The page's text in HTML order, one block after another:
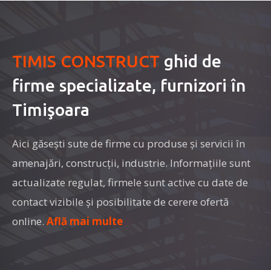
TIMIS CONSTRUCT ghid de
firme specializate, furnizori în
Timişoara
Aici găseşti sute de firme cu produse şi servicii în
amenajări, construcţii, industrie. Informaţiile sunt
actualizate regulat, firmele sunt active cu date de
contact vizibile şi posibilitate de cerere ofertă
online. Află mai multe